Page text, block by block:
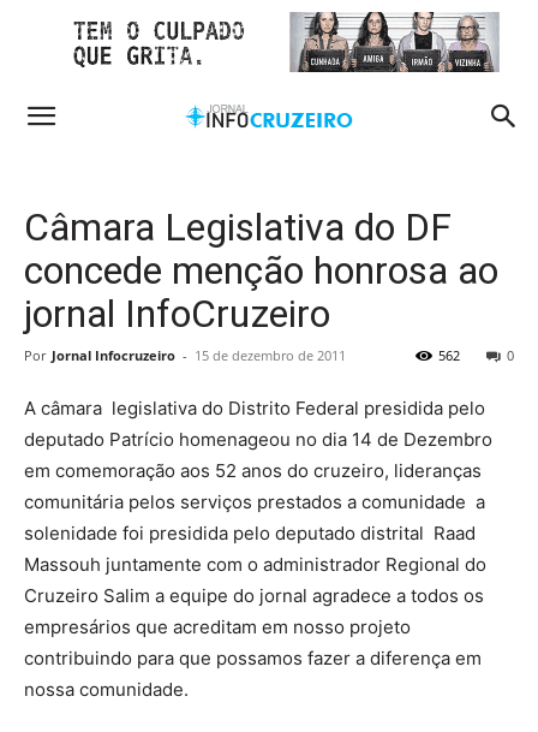
Câmara Legislativa do DF
concede menção honrosa ao
jornal InfoCruzeiro
Por Jornal Infocruzeiro - 15 de dezembro de 2011 0
562
A câmara legislativa do Distrito Federal presidida pelo
deputado Patrício homenageou no dia 14 de Dezembro
em comemoração aos 52 anos do cruzeiro, lideranças
comunitária pelos serviços prestados a comunidade a
solenidade foi presidida pelo deputado distrital Raad
Massouh juntamente com o administrador Regional do
Cruzeiro Salim a equipe do jornal agradece a todos os
empresários que acreditam em nosso projeto
contribuindo para que possamos fazer a diferença em
nossa comunidade.